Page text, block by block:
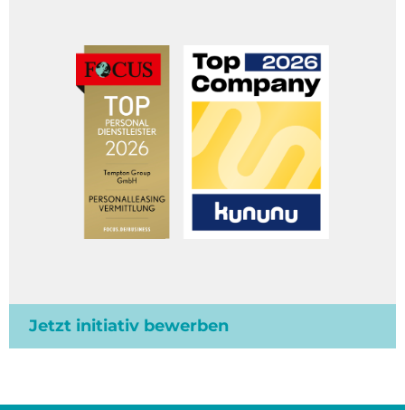
Jetzt initiativ bewerben